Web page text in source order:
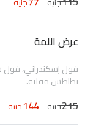
عرض اللمة
بطاطس مقلية.
215جنيه 144جنيه